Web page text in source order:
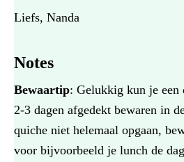
Liefs, Nanda
Notes
Bewaartip: Gelukkig kun je
2-3 dagen afgedekt bewaren in
quiche niet helemaal opgaan,
voor bijvoorbeeld je lunch de